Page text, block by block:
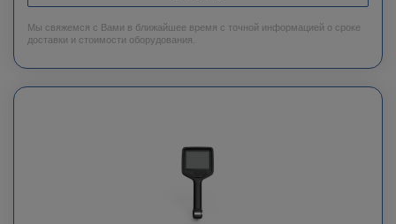
Мы свяжемся с Вами в ближайшее время с точной информацией о сроке
доставки и стоимости оборудования.